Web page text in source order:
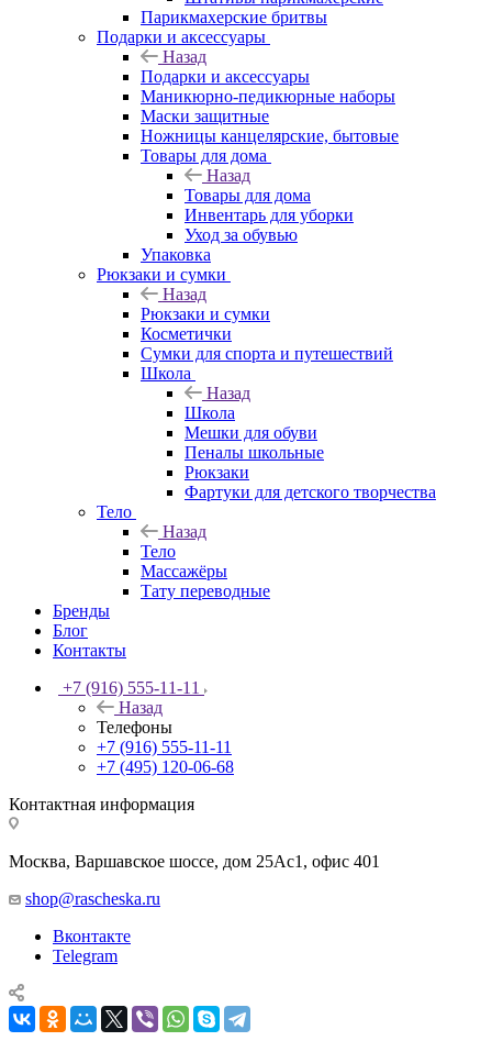
Парикмахерские бритвы
Подарки и аксессуары
Назад
Подарки и аксессуары
Маникюрно-педикюрные наборы
Маски защитные
Ножницы канцелярские, бытовые
Товары для дома
Назад
Товары для дома
Инвентарь для уборки
Уход за обувью
Упаковка
Рюкзаки и сумки
Назад
Рюкзаки и сумки
Косметички
Сумки для спорта и путешествий
Школа
Назад
Школа
Мешки для обуви
Пеналы школьные
Рюкзаки
Фартуки для детского творчества
Тело
Назад
Тело
Массажёры
Тату переводные
Бренды
Блог
Контакты
+7 (916) 555-11-11
Назад
Телефоны
+7 (916) 555-11-11
+7 (495) 120-06-68
Контактная информация
Москва, Варшавское шоссе, дом 25Аc1, офис 401
shop@rascheska.ru
Вконтакте
Telegram